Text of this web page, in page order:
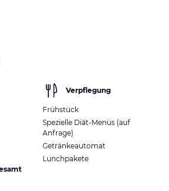
Verpflegung
Frühstück
Spezielle Diät-Menüs (auf
Anfrage)
Getränkeautomat
Lunchpakete